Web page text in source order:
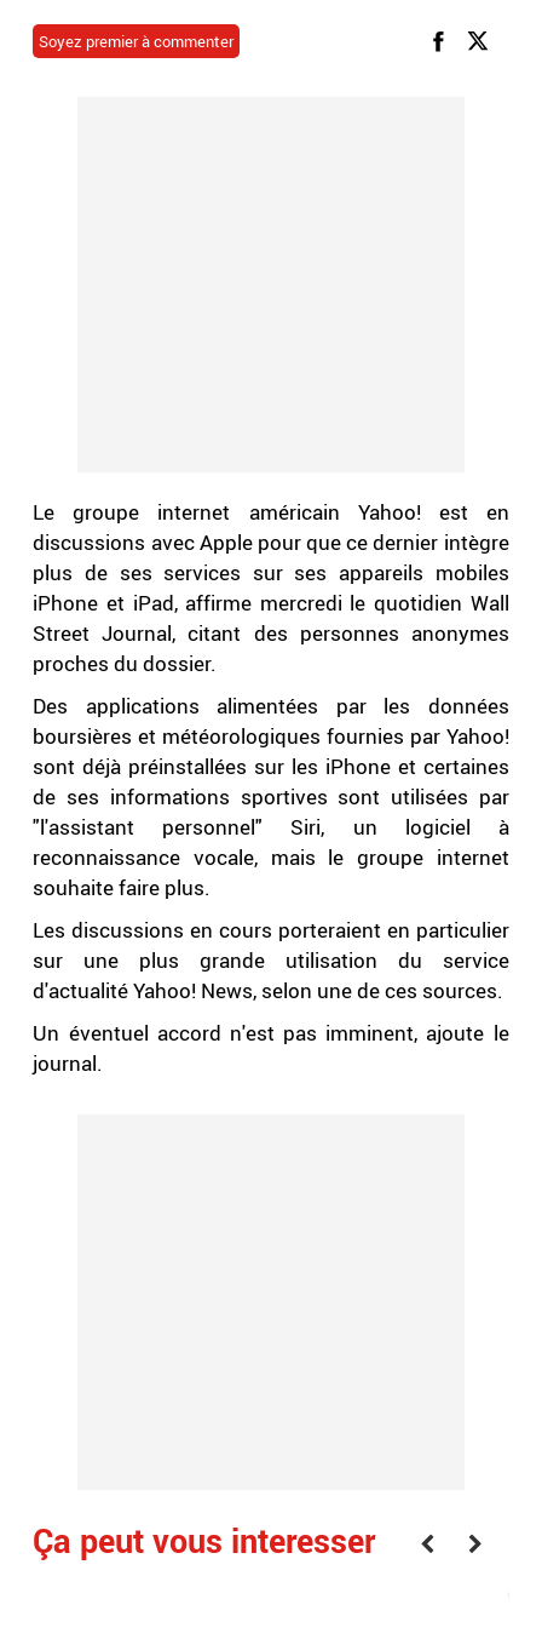
Soyez premier à commenter
Le groupe internet américain Yahoo! est en
discussions avec Apple pour que ce dernier intègre
plus de ses services sur ses appareils mobiles
iPhone et iPad, affirme mercredi le quotidien Wall
Street Journal, citant des personnes anonymes
proches du dossier.
Des applications alimentées par les données
boursières et météorologiques fournies par Yahoo!
sont déjà préinstallées sur les iPhone et certaines
de ses informations sportives sont utilisées par
"l'assistant personnel" Siri, un logiciel à
reconnaissance vocale, mais le groupe internet
souhaite faire plus.
Les discussions en cours porteraient en particulier
sur une plus grande utilisation du service
d'actualité Yahoo! News, selon une de ces sources.
Un éventuel accord n'est pas imminent, ajoute le
journal.
Ça peut vous interesser